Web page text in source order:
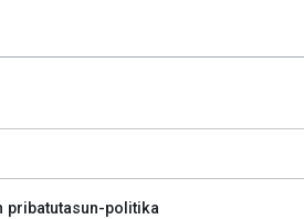
pribatutasun-politika